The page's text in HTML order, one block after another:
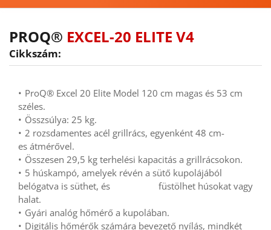
PROQ® EXCEL-20 ELITE V4
Cikkszám:
ProQ® Excel 20 Elite Model 120 cm magas és 53 cm
széles.
Összsúlya: 25 kg.
2 rozsdamentes acél grillrács, egyenként 48 cm-
es átmérővel.
Összesen 29,5 kg terhelési kapacitás a grillrácsokon.
5 húskampó, amelyek révén a sütő kupolájából
belógatva is süthet, és
füstölhet húsokat vagy
halat.
Gyári analóg hőmérő a kupolában.
Digitális hőmérők számára bevezető nyílás, mindkét